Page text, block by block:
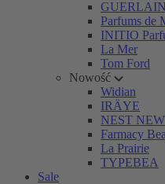
GUERLAIN
Parfums de
INITIO
La Mer
Tom Ford
Nowość
Widian
IRÄYE
NEST
Farmacy
La Prairie
TYPEBEA
Sale